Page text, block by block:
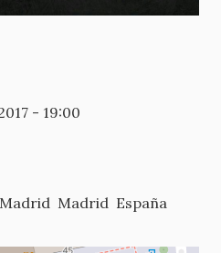
- 19:00
Madrid Madrid España